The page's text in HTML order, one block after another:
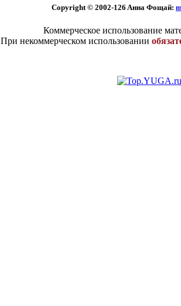
Copyright © 2002-126 Aннa Фoщaй:
Коммерческое использование
При некоммерческом использовании